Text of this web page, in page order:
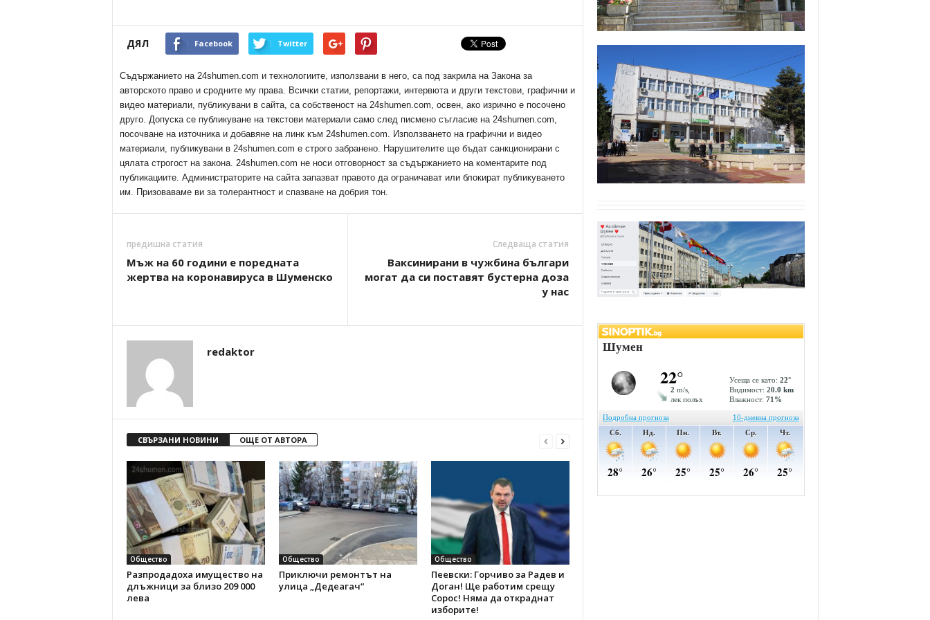
ДЯЛ Facebook Twitter
Съдържанието на 24shumen.com и технологиите, използвани в него, са под закрила на Закона за
авторското право и сродните му права. Всички статии, репортажи, интервюта и други текстови, графични и
видео материали, публикувани в сайта, са собственост на 24shumen.com, освен, ако изрично е посочено
друго. Допуска се публикуване на текстови материали само след писмено съгласие на 24shumen.com,
посочване на източника и добавяне на линк към 24shumen.com. Използването на графични и видео
материали, публикувани в 24shumen.com е строго забранено. Нарушителите ще бъдат санкционирани с
цялата строгост на закона. 24shumen.com не носи отговорност за съдържанието на коментарите под
публикациите. Администраторите на сайта запазват правото да ограничават или блокират публикуването
им. Призоваваме ви за толерантност и спазване на добрия тон.
предишна статия
Мъж на 60 години е поредната
жертва на коронавируса в Шуменско
Следваща статия
Ваксинирани в чужбина българи
могат да си поставят бустерна доза
у нас
redaktor
СВЪРЗАНИ НОВИНИ ОЩЕ ОТ АВТОРА
Общество
Разпродадоха имущество на
длъжници за близо 209 000
лева
Общество
Приключи ремонтът на
улица „Дедеагач“
Общество
Пеевски: Горчиво за Радев и
Доган! Ще работим срещу
Сорос! Няма да откраднат
изборите!